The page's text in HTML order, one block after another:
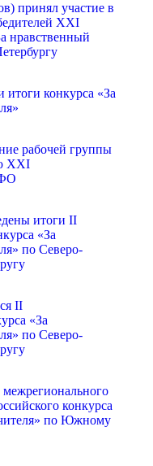
принял участие в
XXI
нравственный
итоги конкурса «За
рабочей группы
XXI
итоги II
«За
по Северо-
II
«За
по Северо-
конкурса
по Южному